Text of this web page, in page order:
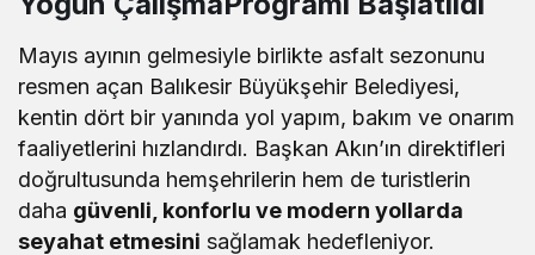
Mayıs ayının gelmesiyle birlikte asfalt sezonunu
resmen açan Balıkesir Büyükşehir Belediyesi,
kentin dört bir yanında yol yapım, bakım ve onarım
faaliyetlerini hızlandırdı. Başkan Akın’ın direktifleri
doğrultusunda hemşehrilerin hem de turistlerin
daha güvenli, konforlu ve modern yollarda
seyahat etmesini sağlamak hedefleniyor.